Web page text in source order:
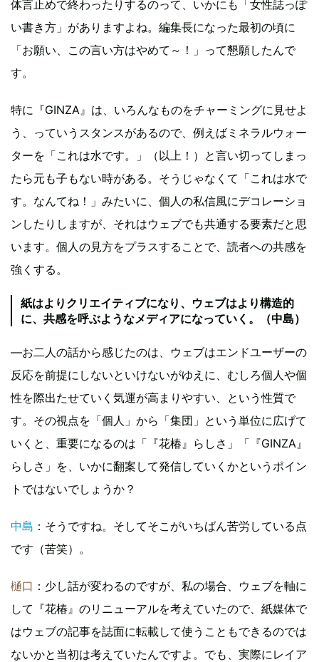
体言止めで終わったりするのって、いかにも「女性誌っぽ
い書き方」がありますよね。編集長になった最初の頃に
「お願い、この言い方はやめて～！」って懇願したんで
す。
特に『GINZA』は、いろんなものをチャーミングに見せよ
う、っていうスタンスがあるので、例えばミネラルウォー
ターを「これは水です。」（以上！）と言い切ってしまっ
たら元も子もない時がある。そうじゃなくて「これは水で
す。なんてね！」みたいに、個人の私信風にデコレーショ
ンしたりしますが、それはウェブでも共通する要素だと思
います。個人の見方をプラスすることで、読者への共感を
強くする。
紙はよりクリエイティブになり、ウェブはより構造的
に、共感を呼ぶようなメディアになっていく。（中島）
―お二人の話から感じたのは、ウェブはエンドユーザーの
反応を前提にしないといけないがゆえに、むしろ個人や個
性を際出たせていく気運が高まりやすい、という性質で
す。その視点を「個人」から「集団」という単位に広げて
いくと、重要になるのは「『花椿』らしさ」「『GINZA』
らしさ」を、いかに翻案して発信していくかというポイン
トではないでしょうか？
中島 ：そうですね。そしてそこがいちばん苦労している点
です（苦笑）。
樋口 ：少し話が変わるのですが、私の場合、ウェブを軸に
して『花椿』のリニューアルを考えていたので、紙媒体で
はウェブの記事を誌面に転載して使うこともできるのでは
ないかと当初は考えていたんですよ。でも、実際にレイア